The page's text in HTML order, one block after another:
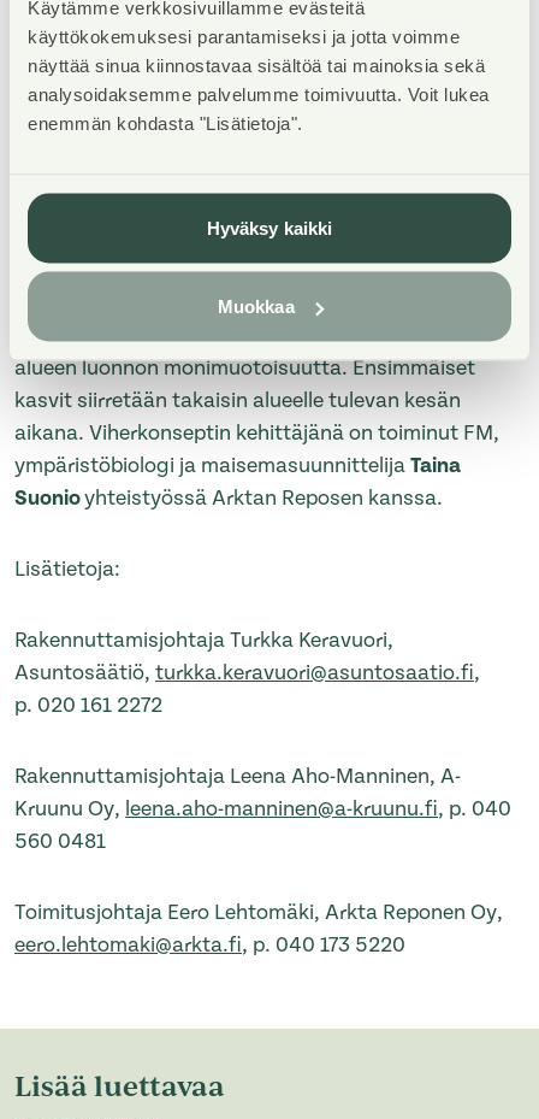
Käytämme verkkosivuillamme evästeitä
käyttökokemuksesi parantamiseksi ja jotta voimme
näyttää sinua kiinnostavaa sisältöä tai mainoksia sekä
analysoidaksemme palvelumme toimivuutta. Voit lukea
enemmän kohdasta "Lisätietoja".
Hyväksy kaikki
Muokkaa
rooli korostuu. Toimiva ja tiivis yhteistyö tilaajien,
suunnittelijoiden ja urakoitsijoiden kanssa on
mahdollistanut sen, että rakentaminen on edenneet
jouhevasti ja aikataulussa”, toteaa Arkta Reponen
Rakentamisessa hyödynnetään myös kasvisiirteitä,
jotka on otettu talteen tontilta ennen rakentamisen
aloitusta. Kasvillisuus palautetaan työmaan
edetessä takaisin pihoille ja katoille, mikä tukee
alueen luonnon monimuotoisuutta. Ensimmäiset
kasvit siirretään takaisin alueelle tulevan kesän
aikana. Viherkonseptin kehittäjänä on toiminut FM,
ympäristöbiologi ja maisemasuunnittelijaTaina
Suonioyhteistyössä Arktan Reposen kanssa.
Lisätietoja:
Rakennuttamisjohtaja Turkka Keravuori,
Asuntosäätiö, turkka.keravuori@asuntosaatio.fi,
p. 020 161 2272
Rakennuttamisjohtaja Leena Aho-Manninen, A-
Kruunu Oy, leena.aho-manninen@a-kruunu.fi, p. 040
560 0481
Toimitusjohtaja Eero Lehtomäki, Arkta Reponen Oy,
eero.lehtomaki@arkta.fi, p. 040 173 5220
Lisää luettavaa